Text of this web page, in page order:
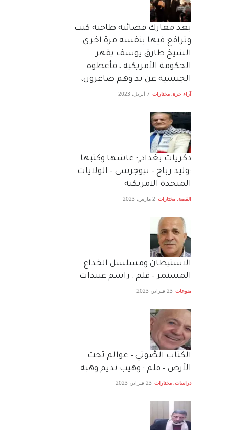
بعد معارك قضائية طاحنة كتب
وترافع فيها بنفسه مرة اخرى..
الشيخ طارق يوسف يقهر
الحكومة الأمريكية ، فأعطوه
الجنسية عن يد وهم صاغرون،
آراء حرة, مختارات 7 أبريل، 2023
دكريات بغداد ٍ: عاشها وكتبها
:وليد رباح – نيوجرسي – الولايات
المتحدة الامريكية
القصة, مختارات 2 مارس، 2023
الاستيطان ومسلسل الخداع
المستمر – قلم : راسم عبيدات
منوعات 23 فبراير، 2023
الكتاب الصَّوتي – عوالم تحت
الأرض – قلم : وهيب نديم وهبه
دراسات, مختارات 23 فبراير، 2023